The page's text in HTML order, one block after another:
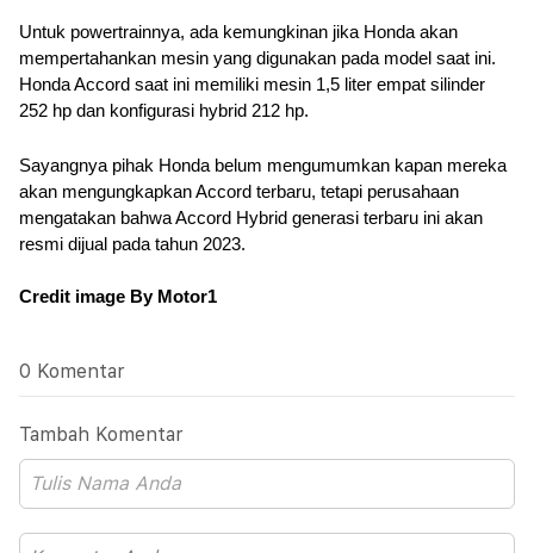
Untuk powertrainnya, ada kemungkinan jika Honda akan
mempertahankan mesin yang digunakan pada model saat ini.
Honda Accord saat ini memiliki mesin 1,5 liter empat silinder
252 hp dan konfigurasi hybrid 212 hp.
Sayangnya pihak Honda belum mengumumkan kapan mereka
akan mengungkapkan Accord terbaru, tetapi perusahaan
mengatakan bahwa Accord Hybrid generasi terbaru ini akan
resmi dijual pada tahun 2023.
Credit image By Motor1
0 Komentar
Tambah Komentar